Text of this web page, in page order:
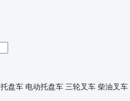
托盘车 电动托盘车 三轮叉车 柴油叉车